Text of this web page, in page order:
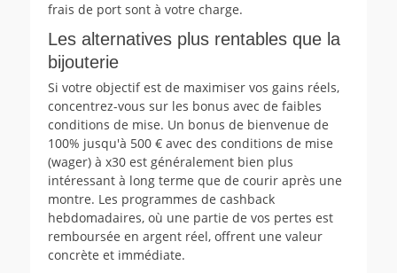
frais de port sont à votre charge.
Les alternatives plus rentables que la
bijouterie
Si votre objectif est de maximiser vos gains réels,
concentrez-vous sur les bonus avec de faibles
conditions de mise. Un bonus de bienvenue de
100% jusqu'à 500 € avec des conditions de mise
(wager) à x30 est généralement bien plus
intéressant à long terme que de courir après une
montre. Les programmes de cashback
hebdomadaires, où une partie de vos pertes est
remboursée en argent réel, offrent une valeur
concrète et immédiate.